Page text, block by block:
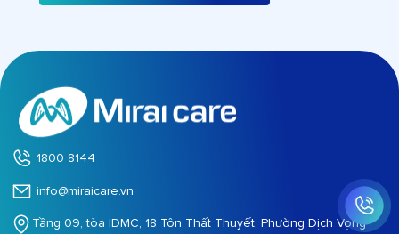
1800 8144
info@miraicare.vn
Tầng 09, tòa IDMC, 18 Tôn Thất Thuyết, Phường Dịch Vọng